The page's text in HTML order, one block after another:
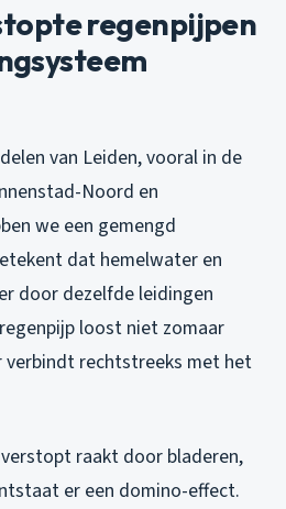
regenpijpen
van Leiden, vooral in de
Noord en
we een gemengd
dat hemelwater en
door dezelfde leidingen
loost niet zomaar
verbindt rechtstreeks met het
raakt door bladeren,
er een domino-effect.